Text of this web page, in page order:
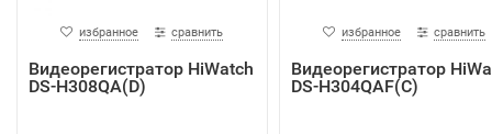
избранное сравнить
Видеорегистратор HiWatch
DS-H308QA(D)
избранное сравнить
Видеорегистратор
DS-H304QAF(C)